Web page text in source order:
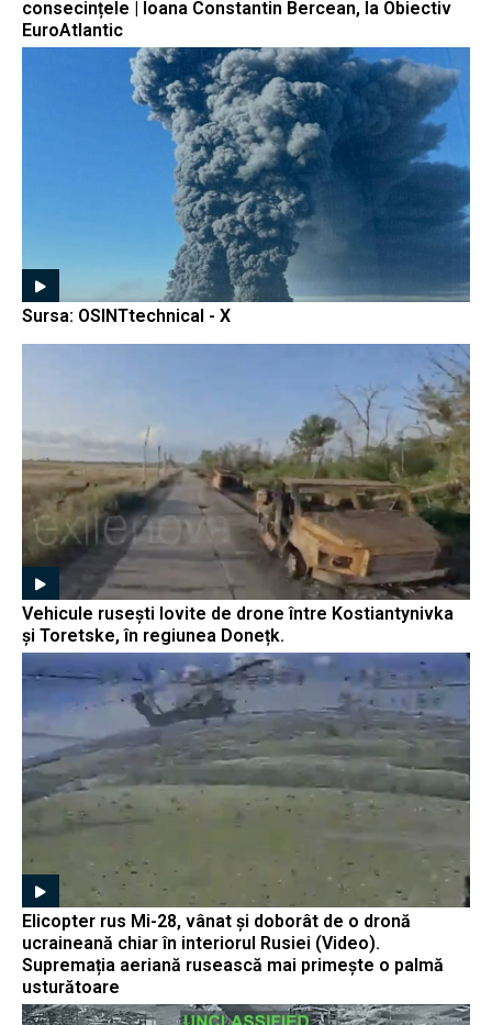
consecințele | Ioana Constantin Bercean, la Obiectiv
EuroAtlantic
Sursa: OSINTtechnical - X
Vehicule rusești lovite de drone între Kostiantynivka
și Toretske, în regiunea Donețk.
Elicopter rus Mi-28, vânat și doborât de o dronă
ucraineană chiar în interiorul Rusiei (Video).
Supremația aeriană rusească mai primește o palmă
usturătoare